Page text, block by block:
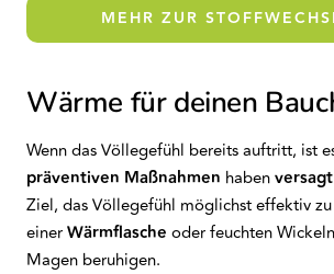
MEHR ZUR
Wärme für deinen
Wenn das Völlegefühl bereits auftritt, ist
präventiven Maßnahmen habenversagt
Ziel, das Völlegefühl möglichst effektiv
einerWärmflasche oder feuchten
Magen beruhigen.